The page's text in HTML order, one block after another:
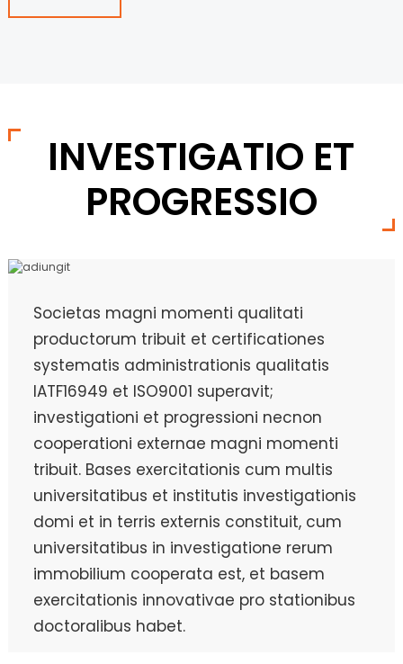
INVESTIGATIO ET
PROGRESSIO
Societas magni momenti qualitati
productorum tribuit et certificationes
systematis administrationis qualitatis
IATF16949 et ISO9001 superavit;
investigationi et progressioni necnon
cooperationi externae magni momenti
tribuit. Bases exercitationis cum multis
universitatibus et institutis investigationis
domi et in terris externis constituit, cum
universitatibus in investigatione rerum
immobilium cooperata est, et basem
exercitationis innovativae pro stationibus
doctoralibus habet.